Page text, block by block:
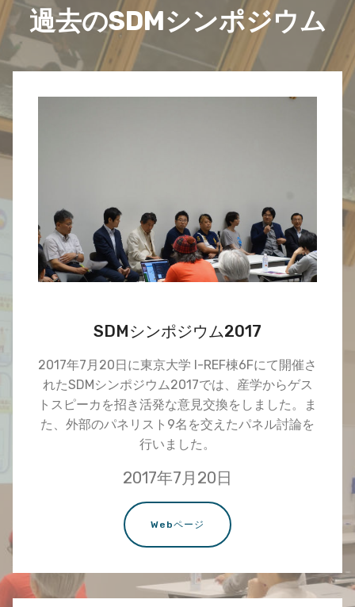
過去のSDMシンポジウム
SDMシンポジウム2017
2017年7月20日に東京大学 I-REF棟6Fにて開催さ
れたSDMシンポジウム2017では、産学からゲス
トスピーカを招き活発な意見交換をしました。ま
た、外部のパネリスト9名を交えたパネル討論を
行いました。
2017年7月20日
Webページ